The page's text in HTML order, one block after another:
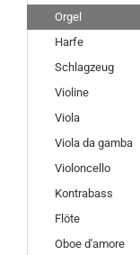
Orgel
Harfe
Schlagzeug
Violine
Viola
Viola da gamba
Violoncello
Kontrabass
Flöte
Oboe d'amore